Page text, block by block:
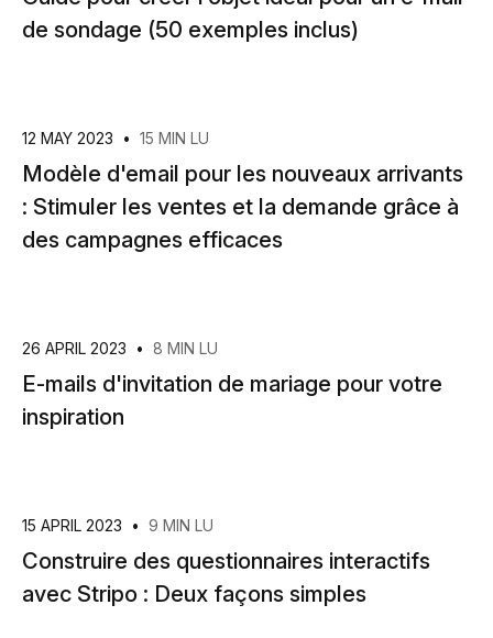
de sondage (50 exemples inclus)
12 MAY 2023 • 15 MIN LU
Modèle d'email pour les nouveaux arrivants
: Stimuler les ventes et la demande grâce à
des campagnes efficaces
26 APRIL 2023 • 8 MIN LU
E-mails d'invitation de mariage pour votre
inspiration
15 APRIL 2023 • 9 MIN LU
Construire des questionnaires interactifs
avec Stripo : Deux façons simples